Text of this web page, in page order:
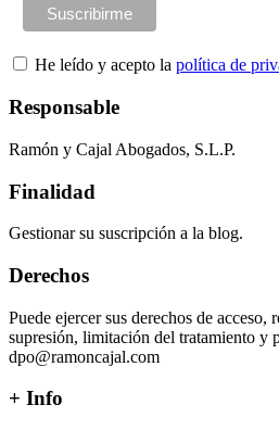
He leído y acepto la política de
Responsable
Ramón y Cajal Abogados, S.L.P.
Finalidad
Gestionar su suscripción a la blog.
Derechos
Puede ejercer sus derechos de
supresión, limitación del tratamiento y
dpo@ramoncajal.com
+ Info